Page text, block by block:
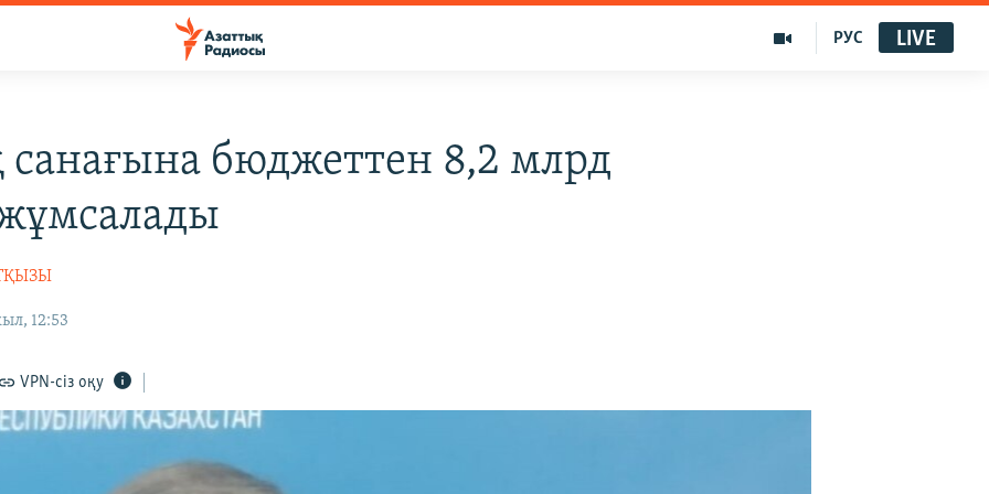
РУС LIVE
бюджеттен 8,2 млрд
12:53
VPN-сіз оқу